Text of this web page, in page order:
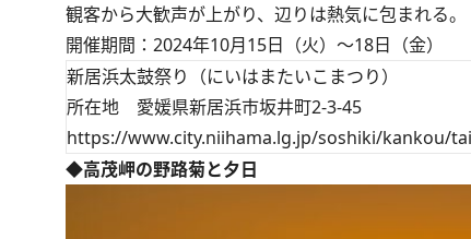
観客から大歓声が上がり、辺りは熱気に包まれる。
開催期間：2024年10月15日（火）～18日（金）
新居浜太鼓祭り（にいはまたいこまつり）
所在地 愛媛県新居浜市坂井町2-3-45
https://www.city.niihama.lg.jp/soshiki/kankou/
◆高茂岬の野路菊と夕日